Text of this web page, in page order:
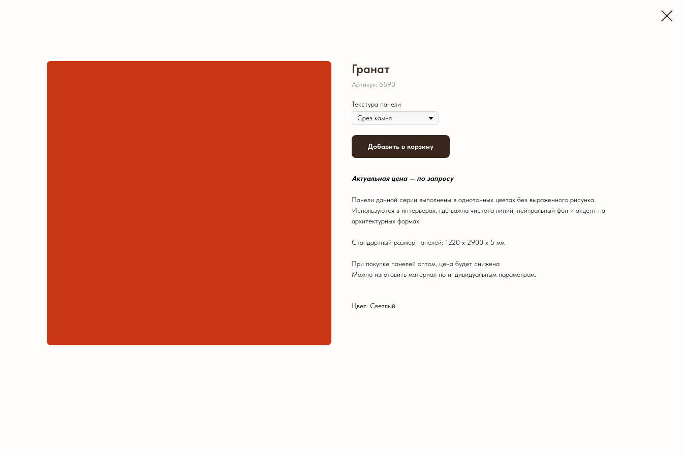
Гранат
Артикул: 6590
Текстура панели
Добавить в корзину
Актуальная цена — по запросу
Панели данной серии выполнены в однотонных цветах без выраженного рисунка.
Используются в интерьерах, где важна чистота линий, нейтральный фон и акцент на
архитектурных формах.
Стандартный размер панелей: 1220 х 2900 х 5 мм
При покупке панелей оптом, цена будет снижена
Можно изготовить материал по индивидуальным параметрам.
Цвет: Светлый